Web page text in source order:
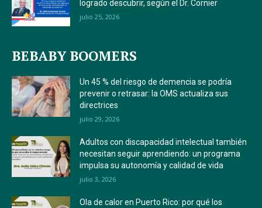
logrado descubrir, según el Dr. Cornier
julio 25, 2026
BEBABY BOOMERS
Un 45 % del riesgo de demencia se podría
prevenir o retrasar: la OMS actualiza sus
directrices
julio 29, 2026
Adultos con discapacidad intelectual también
necesitan seguir aprendiendo: un programa
impulsa su autonomía y calidad de vida
julio 3, 2026
Ola de calor en Puerto Rico: por qué los